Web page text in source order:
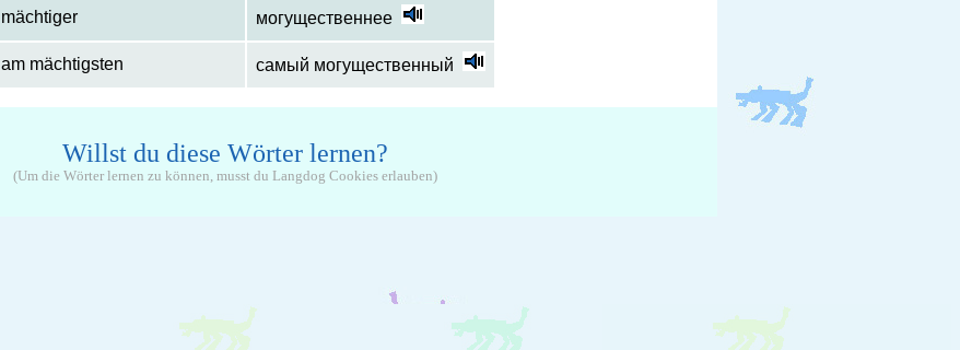
mächtiger могущественнее
am mächtigsten самый могущественный
Willst du diese Wörter lernen?
(Um die Wörter lernen zu können, musst du Langdog Cookies erlauben)